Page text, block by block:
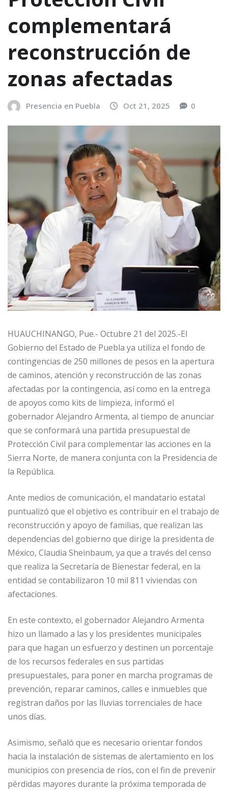
complementará
reconstrucción de
zonas afectadas
Presencia en Puebla Oct 21, 2025 0
HUAUCHINANGO, Pue.- Octubre 21 del 2025.-El
Gobierno del Estado de Puebla ya utiliza el fondo de
contingencias de 250 millones de pesos en la apertura
de caminos, atención y reconstrucción de las zonas
afectadas por la contingencia, así como en la entrega
de apoyos como kits de limpieza, informó el
gobernador Alejandro Armenta, al tiempo de anunciar
que se conformará una partida presupuestal de
Protección Civil para complementar las acciones en la
Sierra Norte, de manera conjunta con la Presidencia de
la República.
Ante medios de comunicación, el mandatario estatal
puntualizó que el objetivo es contribuir en el trabajo de
reconstrucción y apoyo de familias, que realizan las
dependencias del gobierno que dirige la presidenta de
México, Claudia Sheinbaum, ya que a través del censo
que realiza la Secretaría de Bienestar federal, en la
entidad se contabilizaron 10 mil 811 viviendas con
afectaciones.
En este contexto, el gobernador Alejandro Armenta
hizo un llamado a las y los presidentes municipales
para que hagan un esfuerzo y destinen un porcentaje
de los recursos federales en sus partidas
presupuestales, para poner en marcha programas de
prevención, reparar caminos, calles e inmuebles que
registran daños por las lluvias torrenciales de hace
unos días.
Asimismo, señaló que es necesario orientar fondos
hacia la instalación de sistemas de alertamiento en los
municipios con presencia de ríos, con el fin de prevenir
pérdidas mayores durante la próxima temporada de